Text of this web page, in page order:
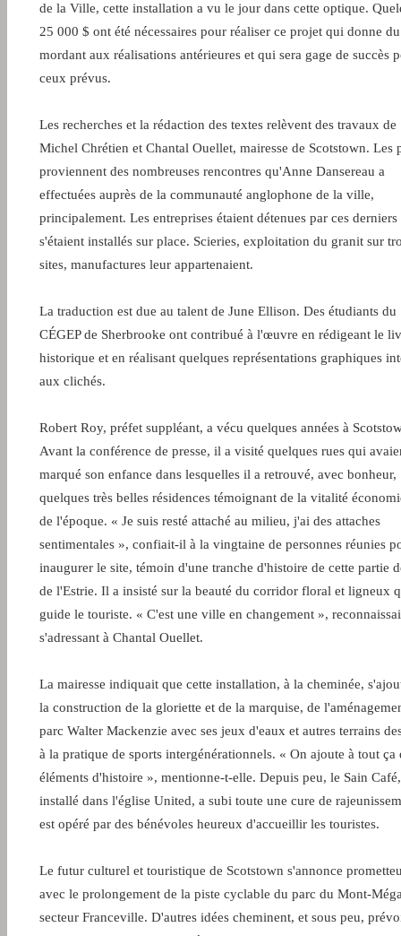
de la Ville, cette installation a vu le jour dans cette optique.
25 000 $ ont été nécessaires pour réaliser ce projet qui donne du
mordant aux réalisations antérieures et qui sera gage de succès
ceux prévus.
Les recherches et la rédaction des textes relèvent des travaux de
Michel Chrétien et Chantal Ouellet, mairesse de Scotstown. Les
proviennent des nombreuses rencontres qu'Anne Dansereau a
effectuées auprès de la communauté anglophone de la ville,
principalement. Les entreprises étaient détenues par ces
s'étaient installés sur place. Scieries, exploitation du granit sur
sites, manufactures leur appartenaient.
La traduction est due au talent de June Ellison. Des étudiants du
CÉGEP de Sherbrooke ont contribué à l'œuvre en rédigeant le
historique et en réalisant quelques représentations graphiques
aux clichés.
Robert Roy, préfet suppléant, a vécu quelques années à
Avant la conférence de presse, il a visité quelques rues qui
marqué son enfance dans lesquelles il a retrouvé, avec bonheur,
quelques très belles résidences témoignant de la vitalité
de l'époque. « Je suis resté attaché au milieu, j'ai des attaches
sentimentales », confiait-il à la vingtaine de personnes réunies
inaugurer le site, témoin d'une tranche d'histoire de cette partie
de l'Estrie. Il a insisté sur la beauté du corridor floral et ligneux
guide le touriste. « C'est une ville en changement »,
s'adressant à Chantal Ouellet.
La mairesse indiquait que cette installation, à la cheminée,
la construction de la gloriette et de la marquise, de
parc Walter Mackenzie avec ses jeux d'eaux et autres terrains
à la pratique de sports intergénérationnels. « On ajoute à tout ça
éléments d'histoire », mentionne-t-elle. Depuis peu, le Sain Café,
installé dans l'église United, a subi toute une cure de
est opéré par des bénévoles heureux d'accueillir les touristes.
Le futur culturel et touristique de Scotstown s'annonce
avec le prolongement de la piste cyclable du parc du Mont-
secteur Franceville. D'autres idées cheminent, et sous peu,